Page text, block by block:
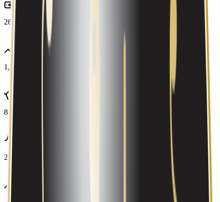
Omsetning
26,9 mill
+10,9 %
1,8 mill
8,7 mill
2 t